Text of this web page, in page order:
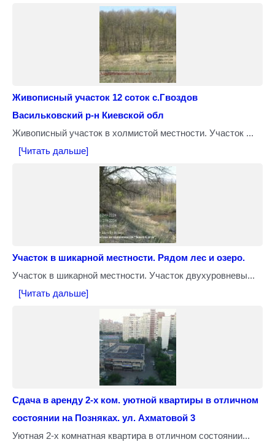
Живописный участок 12 соток с.Гвоздов
Васильковский р-н Киевской обл
Живописный участок в холмистой местности. Участок ...
[Читать дальше]
Участок в шикарной местности. Рядом лес и озеро.
Участок в шикарной местности. Участок двухуровневы...
[Читать дальше]
Сдача в аренду 2-х ком. уютной квартиры в отличном
состоянии на Позняках. ул. Ахматовой 3
Уютная 2-х комнатная квартира в отличном состоянии...